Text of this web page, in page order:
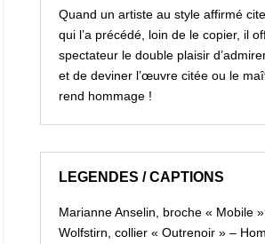
Quand un artiste au style affirmé
qui l’a précédé, loin de le copier, il
spectateur le double plaisir
et de deviner l’œuvre citée ou le
rend hommage !
LEGENDES / CAPTIONS
Marianne Anselin, broche « Mobile
Wolfstirn, collier « Outrenoir » –